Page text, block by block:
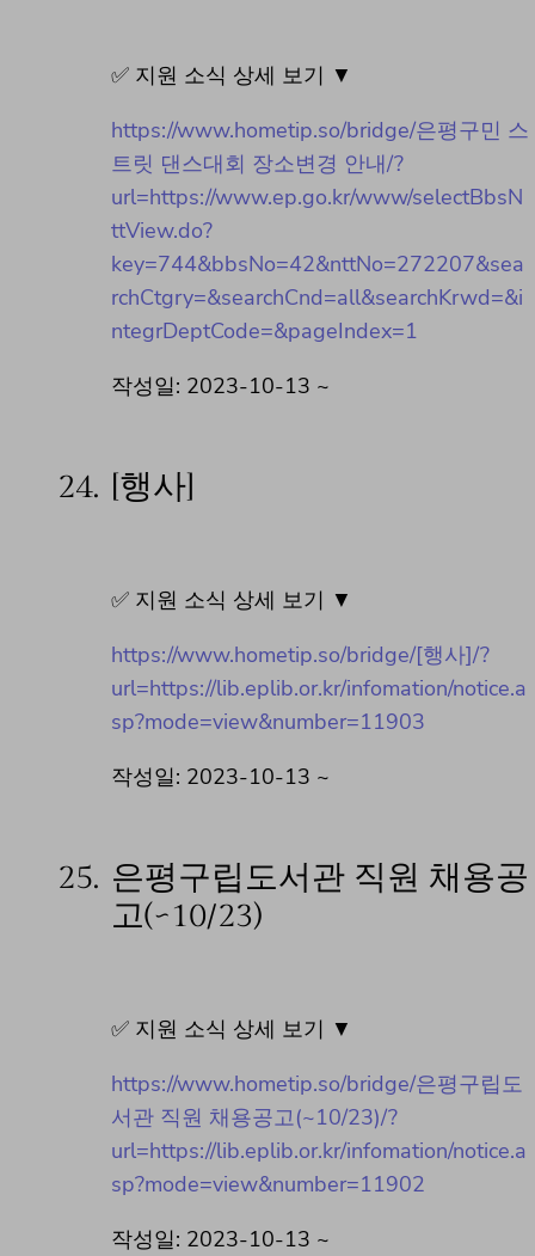
✅ 지원 소식 상세 보기 ▼
https://www.hometip.so/bridge/은평구민 스
트릿 댄스대회 장소변경 안내/?
url=https://www.ep.go.kr/www/selectBbsN
ttView.do?
key=744&bbsNo=42&nttNo=272207&sea
rchCtgry=&searchCnd=all&searchKrwd=&i
ntegrDeptCode=&pageIndex=1
작성일: 2023-10-13 ~
24. [행사]
✅ 지원 소식 상세 보기 ▼
https://www.hometip.so/bridge/[행사]/?
url=https://lib.eplib.or.kr/infomation/notice.a
sp?mode=view&number=11903
작성일: 2023-10-13 ~
25. 은평구립도서관 직원 채용공
고(~10/23)
✅ 지원 소식 상세 보기 ▼
https://www.hometip.so/bridge/은평구립도
서관 직원 채용공고(~10/23)/?
url=https://lib.eplib.or.kr/infomation/notice.a
sp?mode=view&number=11902
작성일: 2023-10-13 ~